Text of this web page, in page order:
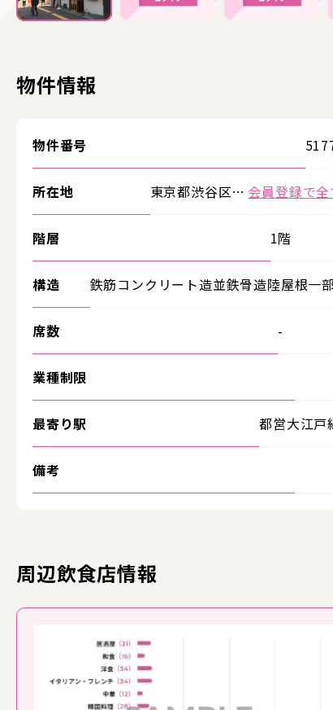
物件情報
物件番号
所在地 東京都渋谷区… 会員登録で
階層 1階
構造 鉄筋コンクリート造並鉄骨造陸屋根一
席数 -
業種制限
最寄り駅 都営大江戸
備考
周辺飲食店情報